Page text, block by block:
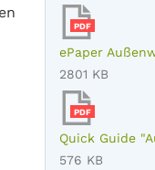
PDF
ePaper
2801 KB
PDF
Quick Guide
576 KB